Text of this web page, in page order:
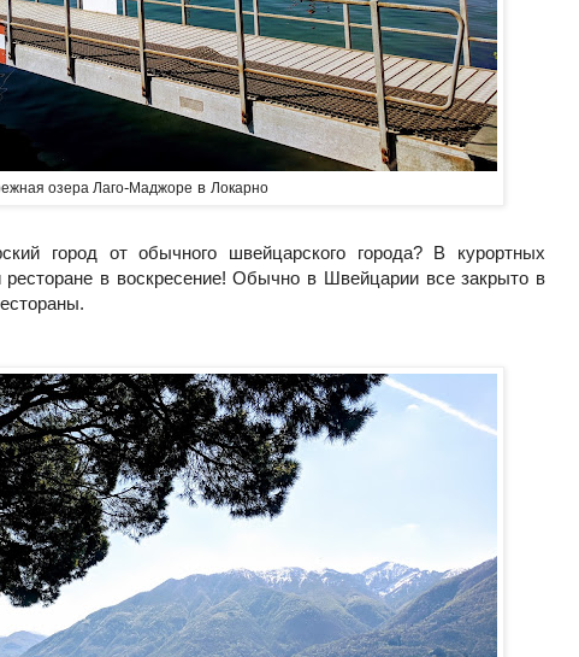
озера Лаго-Маджоре в Локарно
город от обычного швейцарского города? В курортных
в воскресение! Обычно в Швейцарии все закрыто в